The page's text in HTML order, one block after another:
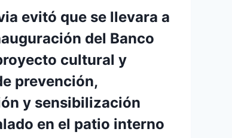
evitó que se llevara a
del Banco
cultural y
prevención,
y sensibilización
en el patio interno